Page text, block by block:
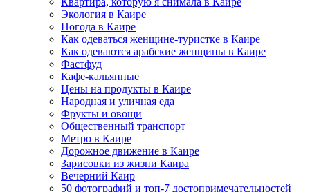
Экология в Каире
Погода в Каире
Как одеваться женщине-туристке в Каире
Как одеваются арабские женщины в Каире
Фастфуд
Кафе-кальянные
Цены на продукты в Каире
Народная и уличная еда
Фрукты и овощи
Общественный транспорт
Метро в Каире
Дорожное движение в Каире
Зарисовки из жизни Каира
Вечерний Каир
50 фотографий и топ-7 достопримечательностей